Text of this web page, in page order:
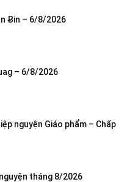
Ƀin – 6/8/2026
– 6/8/2026
nguyện Giáo phẩm – Chấp
tháng 8/2026